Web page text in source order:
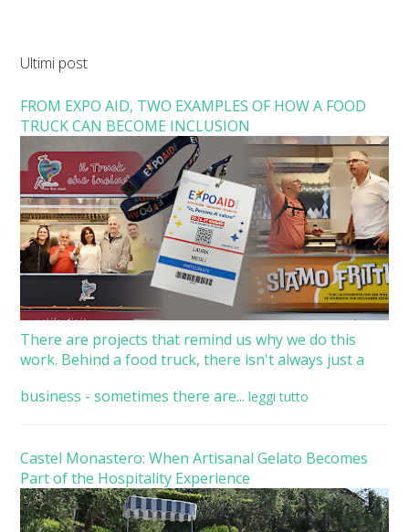
Ultimi post
FROM EXPO AID, TWO EXAMPLES OF HOW A FOOD
TRUCK CAN BECOME INCLUSION
There are projects that remind us why we do this
work. Behind a food truck, there isn't always just a
business - sometimes there are... leggi tutto
Castel Monastero: When Artisanal Gelato Becomes
Part of the Hospitality Experience